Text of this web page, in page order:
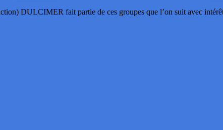
DULCIMER fait partie de ces groupes que l’on suit avec intérêt